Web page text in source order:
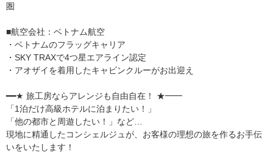
圏
■航空会社：ベトナム航空
・ベトナムのフラッグキャリア
・SKY TRAXで4つ星エアライン認定
・アオザイを着用したキャビンクルーがお出迎え
━━★ 旅工房ならアレンジも自由自在！ ★━━
「1泊だけ高級ホテルに泊まりたい！」
「他の都市と周遊したい！」など…
現地に精通したコンシェルジュが、お客様の理想の旅を作るお手伝
いをいたします！